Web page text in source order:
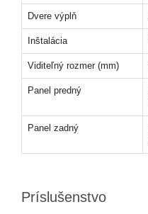
Dvere výplň
Inštalácia
Viditeľný rozmer (mm)
Panel predný
Panel zadný
Príslušenstvo